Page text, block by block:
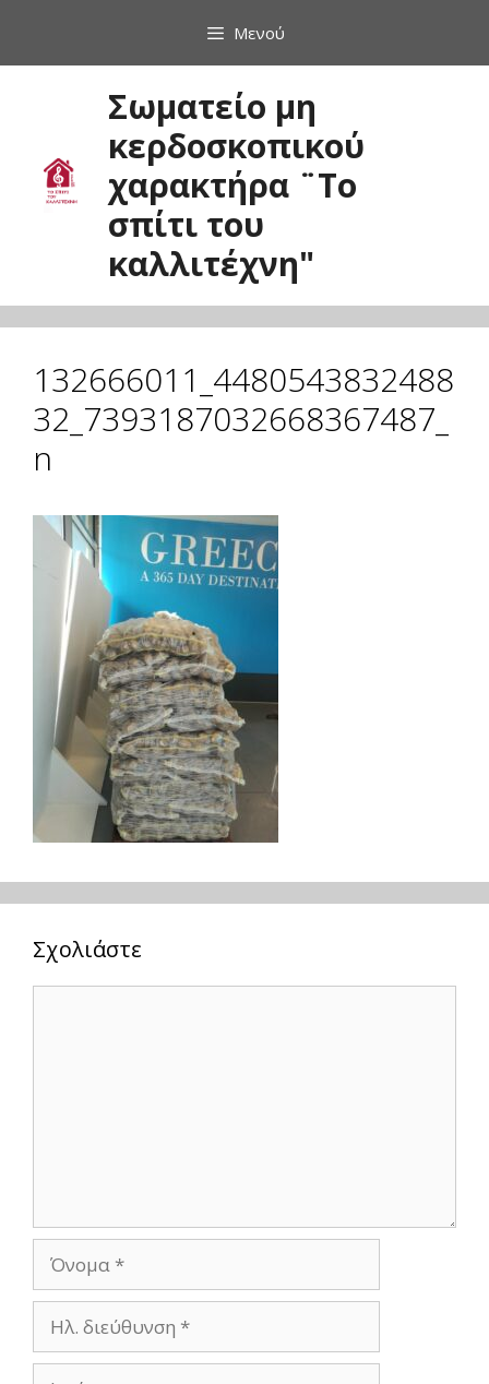
περιεχόμενο
Μενού
Σωματείο μη
κερδοσκοπικού
χαρακτήρα ¨Το
σπίτι του
καλλιτέχνη"
132666011_4480543832488
32_7393187032668367487_
n
Σχολιάστε
Όνομα
διεύθυνση
Ιστότοπος